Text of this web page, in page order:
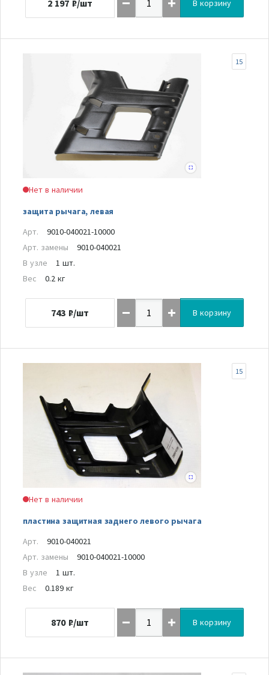
2 197 ₽/шт В корзину
Нет в наличии
защита рычага, левая
15
Арт.
9010-040021-10000
Арт. замены
9010-040021
В узле
1 шт.
Вес
0.2 кг
743 ₽/шт В корзину
Нет в наличии
пластина защитная заднего левого рычага
15
Арт.
9010-040021
Арт. замены
9010-040021-10000
В узле
1 шт.
Вес
0.189 кг
870 ₽/шт В корзину